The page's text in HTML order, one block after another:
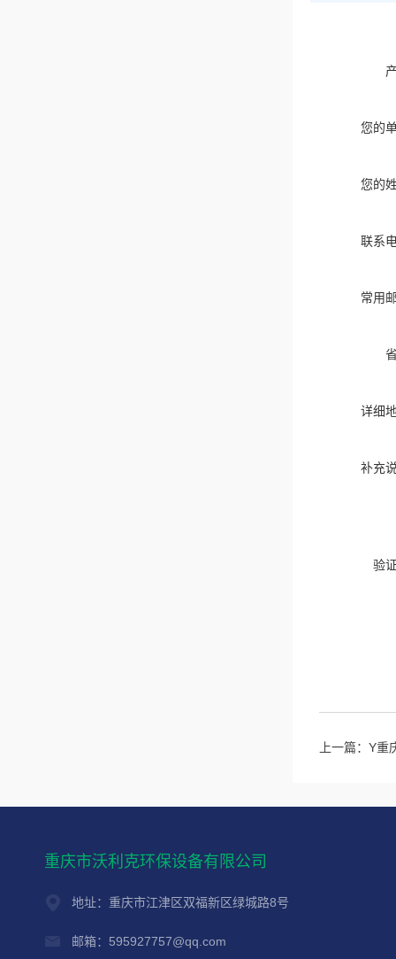
您的
您的
联系
常用
详细
补充
验
上一篇： Y重
重庆市沃利克环保设备有限公司
地址：重庆市江津区双福新区绿城路8号
邮箱：595927757@qq.com